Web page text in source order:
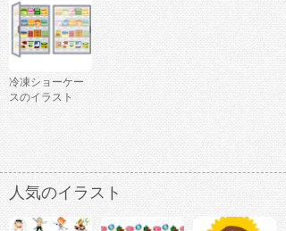
冷凍ショーケー
スのイラスト
人気のイラスト